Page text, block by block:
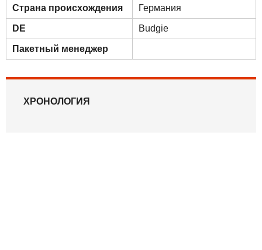
Страна происхождения Германия
DE Budgie
Пакетный менеджер
ХРОНОЛОГИЯ